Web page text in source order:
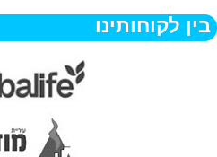
בין לקוחותינו